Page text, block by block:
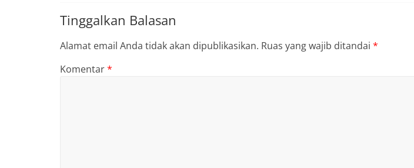
Tinggalkan Balasan
Alamat email Anda tidak akan dipublikasikan. Ruas yang wajib ditandai *
Komentar*